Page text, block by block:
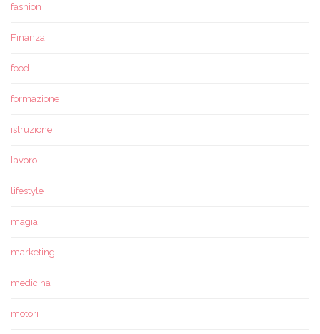
fashion
Finanza
food
formazione
istruzione
lavoro
lifestyle
magia
marketing
medicina
motori